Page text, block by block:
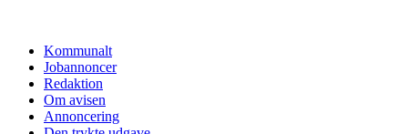
Kommunalt
Jobannoncer
Redaktion
Om avisen
Annoncering